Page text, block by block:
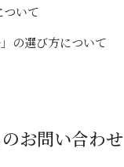
いて
の選び方について
お問い合わせ